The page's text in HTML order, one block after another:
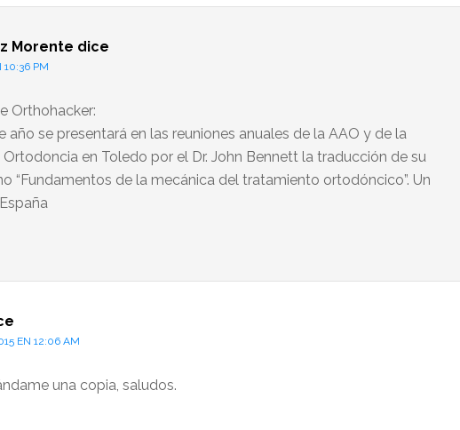
Morente dice
10:36 PM
Orthohacker:
año se presentará en las reuniones anuales de la AAO y de la
en Toledo por el Dr. John Bennett la traducción de su
“Fundamentos de la mecánica del tratamiento ortodóncico”. Un
EN 12:06 AM
una copia, saludos.